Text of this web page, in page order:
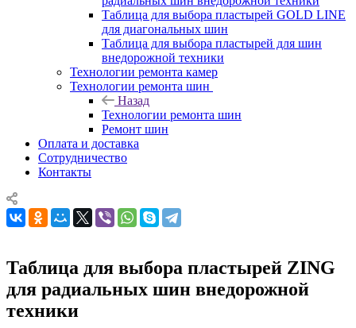
Таблица для выбора пластырей GOLD LINE
для диагональных шин
Таблица для выбора пластырей для шин
внедорожной техники
Технологии ремонта камер
Технологии ремонта шин
Назад
Технологии ремонта шин
Ремонт шин
Оплата и доставка
Сотрудничество
Контакты
Таблица для выбора пластырей ZING
для радиальных шин внедорожной
техники